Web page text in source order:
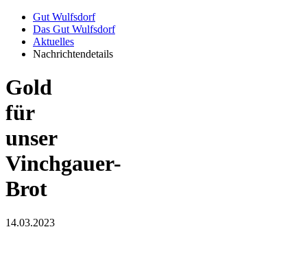
Gut Wulfsdorf
Das Gut Wulfsdorf
Aktuelles
Nachrichtendetails
Gold
für
unser
Vinchgauer-
Brot
14.03.2023